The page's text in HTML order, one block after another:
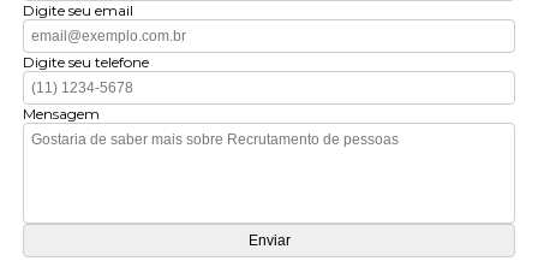
Digite seu email
Digite seu telefone
Mensagem